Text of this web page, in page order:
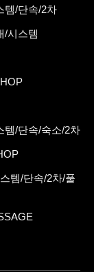
템/단속/2차
/시스템
템/단속/숙소/2차
템/단속/2차/풀